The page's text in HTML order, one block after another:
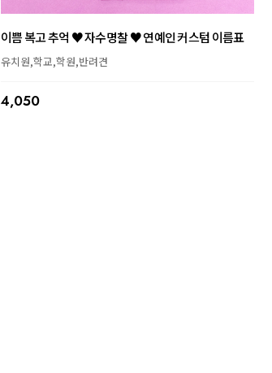
이쁨 복고 추억 ♥ 자수명찰 ♥ 연예인 커스텀 이름표
유치원,학교,학원,반려견
4,050